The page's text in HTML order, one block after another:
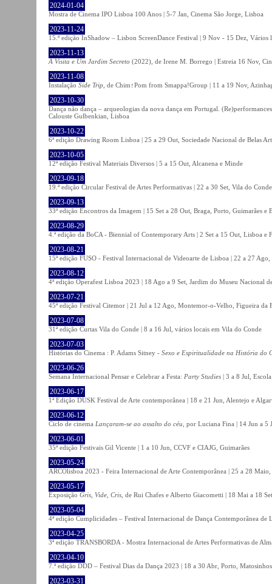
2024-01-04
Mostra de Cinema IPO Lisboa 100 Anos | 5-7 Jan, Cinema São Jorge, Lisboa
2023-11-24
15.ª edição InShadow – Lisbon ScreenDance Festival | 9 Nov - 15 Dez, Vários
2023-11-13
A Visita e Um Jardim Secreto (2022), de Irene M. Borrego | Estreia 16 Nov,
2023-11-08
Instalação Side Trip , de Chim↑Pom from Smappa!Group | 11 a 19 Nov,
2023-10-30
Dança não dança – arqueologias da nova dança em Portugal.
Calouste Gulbenkian, Lisboa
2023-10-22
6ª edição Drawing Room Lisboa | 25 a 29 Out, Sociedade Nacional de Belas
2023-10-05
12ª edição Festival Materiais Diversos | 5 a 15 Out, Alcanena e Minde
2023-09-18
19.ª edição Circular Festival de Artes Performativas | 22 a 30 Set, Vila do Conde
2023-09-13
33ª edição Encontros da Imagem | 15 Set a 28 Out, Braga, Porto, Guimarães e
2023-08-29
4.ª edição da BoCA - Biennial of Contemporary Arts | 2 Set a 15 Out, Lisboa e
2023-08-21
15ª edição FUSO - Festival Internacional de Videoarte de Lisboa | 22 a 27
2023-08-12
4ª edição Operafest Lisboa 2023 | 18 Ago a 9 Set, Jardim do Museu Nacional
2023-07-21
45ª edição Festival Citemor | 21 Jul a 12 Ago, Montemor-o-Velho, Figueira da
2023-07-08
31ª edição Curtas Vila do Conde | 8 a 16 Jul, vários locais em Vila do Conde
2023-07-03
Histórias do Cinema : P. Adams Sitney - Sexo e Espiritualidade na História do
2023-06-26
Semana Internacional Pensar e Celebrar a Festa: Party Studies | 3 a 8 Jul,
2023-06-17
1ª Edição DUSK Festival de Arte contemporânea | 18 e 21 Jun, Alentejo e
2023-06-12
Ciclo de cinema Lançaram-se ao assalto do céu , por Luciana Fina | 14 Jun a 5
2023-06-01
35ª edição Festivais Gil Vicente | 1 a 10 Jun, CCVF e CIAJG, Guimarães
2023-05-24
ARCOlisboa 2023 - Feira Internacional de Arte Contemporânea | 25 a 28
2023-05-17
Exposição Gris, Vide, Cris , de Rui Chafes e Alberto Giacometti | 18 Mai a 18
2023-05-04
4ª edição Cumplicidades – Festival Internacional de Dança Contemporânea
2023-04-25
3ª edição TRANSBORDA - Mostra Internacional de Artes Performativas de
2023-04-10
7.ª edição DDD – Festival Dias da Dança 2023 | 18 a 30 Abr, Porto,
2023-03-31